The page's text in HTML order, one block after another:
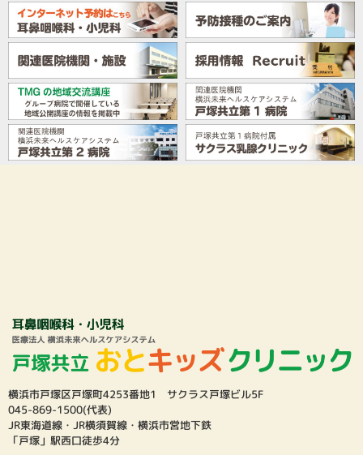
横浜市戸塚区戸塚町4253番地1 サクラス戸塚ビル5F
045-869-1500(代表)
JR東海道線・JR横須賀線・横浜市営地下鉄
「戸塚」駅西口徒歩4分